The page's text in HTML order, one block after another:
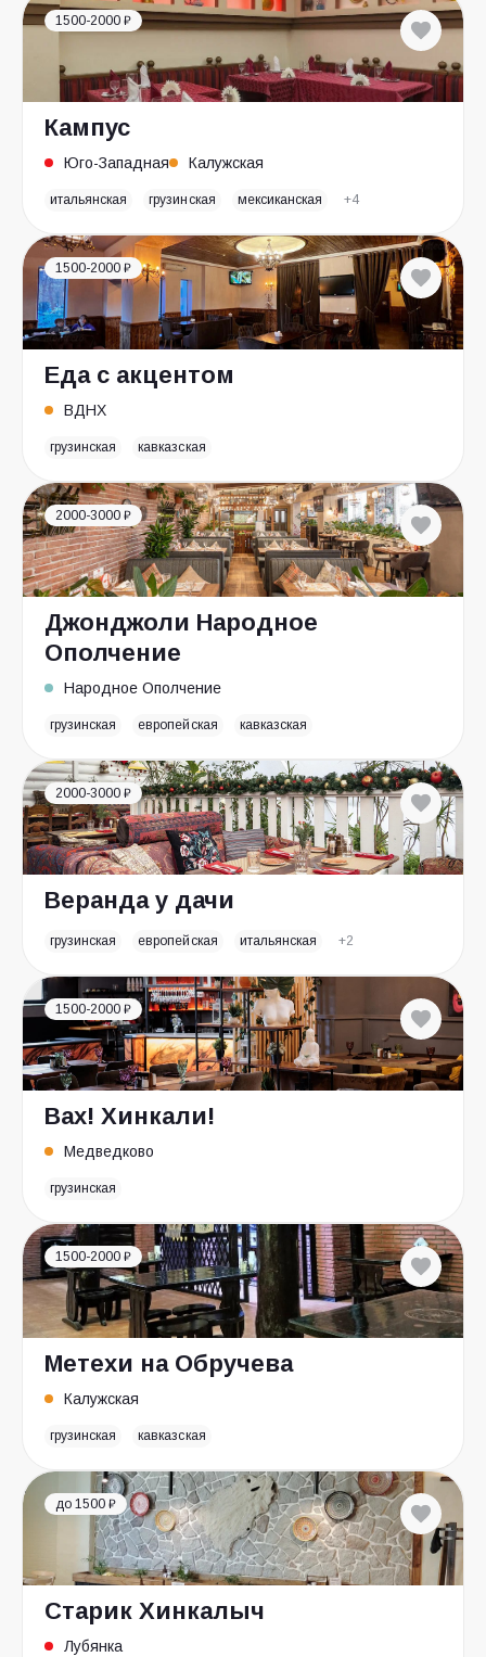
1500-2000 ₽
Кампус
Юго-Западная Калужская
итальянская грузинская мексиканская +4
1500-2000 ₽
Еда с акцентом
ВДНХ
грузинская кавказская
2000-3000 ₽
Джонджоли Народное
Ополчение
Народное Ополчение
грузинская европейская кавказская
2000-3000 ₽
Веранда у дачи
грузинская европейская итальянская +2
1500-2000 ₽
Вах! Хинкали!
Медведково
грузинская
1500-2000 ₽
Метехи на Обручева
Калужская
грузинская кавказская
до 1500 ₽
Старик Хинкалыч
Лубянка